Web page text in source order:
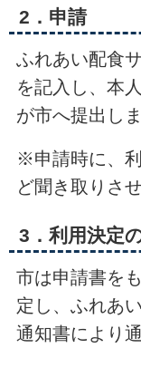
2．申請
ふれあい配食
を記入し、本
が市へ提出しま
※申請時に、
ど聞き取りさ
3．利用決定
市は申請書を
定し、ふれあ
通知書により